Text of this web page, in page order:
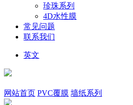
珍珠系列
4D水性膜
常见问题
联系我们
英文
网站首页 PVC覆膜 墙纸系列